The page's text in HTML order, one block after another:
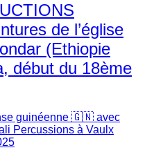
de l’église
(Ethiopie
début du 18ème